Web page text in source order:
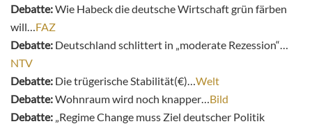
Debatte:Wie Habeck die deutsche Wirtschaft grün färben
will… FAZ
Debatte: Deutschland schlittert in „moderate Rezession“…
NTV
Debatte: Die trügerische Stabilität(€)… Welt
Debatte:Wohnraum wird noch knapper… Bild
Debatte: Regime Change muss Ziel deutscher Politik